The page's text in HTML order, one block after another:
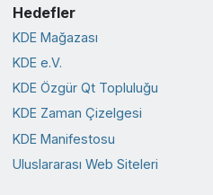
Hedefler
KDE Mağazası
KDE e.V.
KDE Özgür Qt Topluluğu
KDE Zaman Çizelgesi
KDE Manifestosu
Uluslararası Web Siteleri